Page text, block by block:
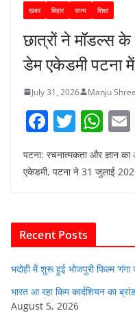
ख़बर बिहार राज्य शिक्षा
छात्रों ने मॉडल्स
डेम एकेडमी पटना में
July 31, 2026 Manju Shree
F
c
o
o
k
T
itt
W
at
p
पटना: रचनात्मकता और ज्ञान
एकेडमी, पटना ने 31 जुलाई
Recent Posts
भदोही में शुरू हुई भोजपुरी फिल्म
भारत आ रहा किम कार्दशियन का
August 5, 2026